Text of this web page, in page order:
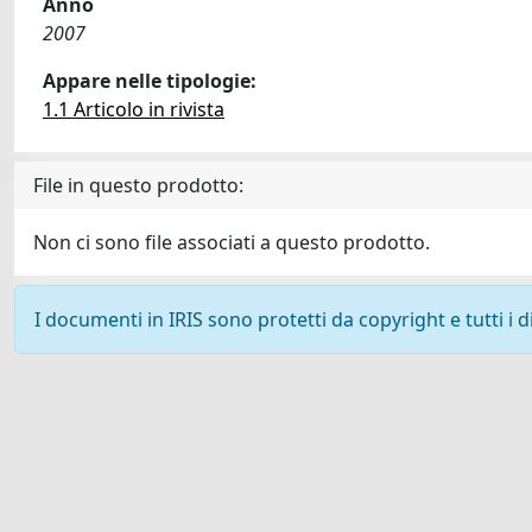
2007
Appare nelle tipologie:
1.1 Articolo in rivista
File in questo prodotto:
Non ci sono file associati a questo prodotto.
I documenti in IRIS sono protetti da copyright e tutti i